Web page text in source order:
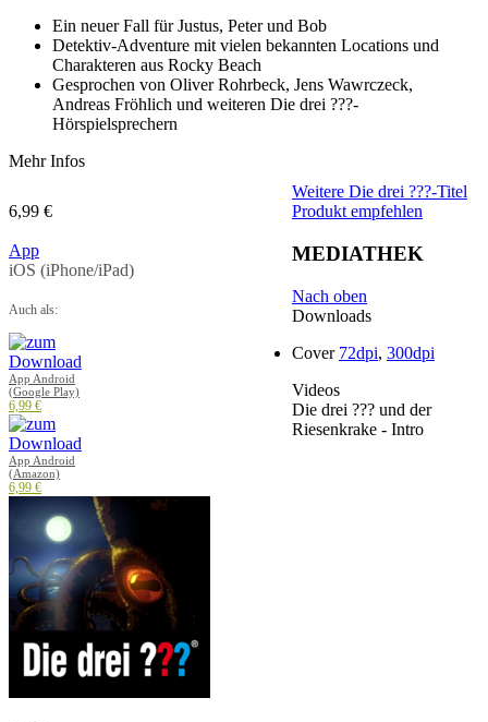
Ein neuer Fall für Justus, Peter und Bob
Detektiv-Adventure mit vielen bekannten Locations und
Charakteren aus Rocky Beach
Gesprochen von Oliver Rohrbeck, Jens Wawrczeck,
Andreas Fröhlich und weiteren Die drei ???-
Hörspielsprechern
Mehr Infos
6,99 €
App
iOS (iPhone/iPad)
Auch als:
App Android
(Google Play)
6,99 €
App Android
(Amazon)
6,99 €
Weitere Die drei ???-Titel
Produkt empfehlen
MEDIATHEK
Nach oben
Downloads
Cover 72dpi, 300dpi
Videos
Die drei ??? und der
Riesenkrake - Intro